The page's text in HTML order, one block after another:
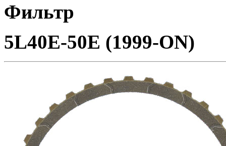
Фильтр
5L40E-50E (1999-ON)